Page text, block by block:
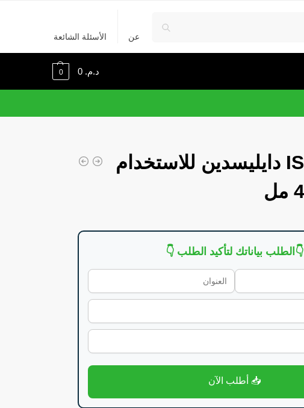
عن الأسئلة الشائعة
د.م. 0
0
شامبو ISDIN دايليسدين للاستخدام
👇الطلب بياناتك لتأكيد الطلب 👇
📥 أطلب الآن